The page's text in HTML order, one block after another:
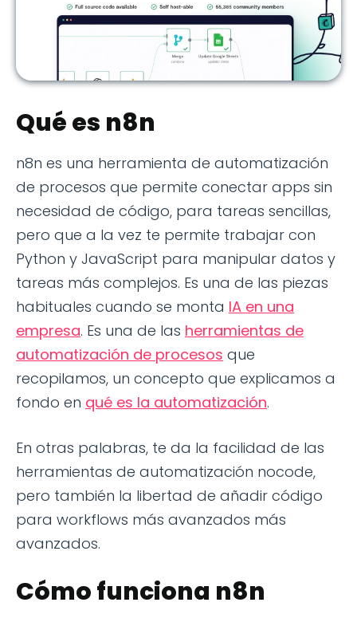
Qué es n8n
n8n es una herramienta de automatización
de procesos que permite conectar apps sin
necesidad de código, para tareas sencillas,
pero que a la vez te permite trabajar con
Python y JavaScript para manipular datos y
tareas más complejos. Es una de las piezas
habituales cuando se monta IA en una
empresa. Es una de las herramientas de
automatización de procesos que
recopilamos, un concepto que explicamos a
fondo en qué es la automatización.
En otras palabras, te da la facilidad de las
herramientas de automatización nocode,
pero también la libertad de añadir código
para workflows más avanzados más
avanzados.
Cómo funciona n8n